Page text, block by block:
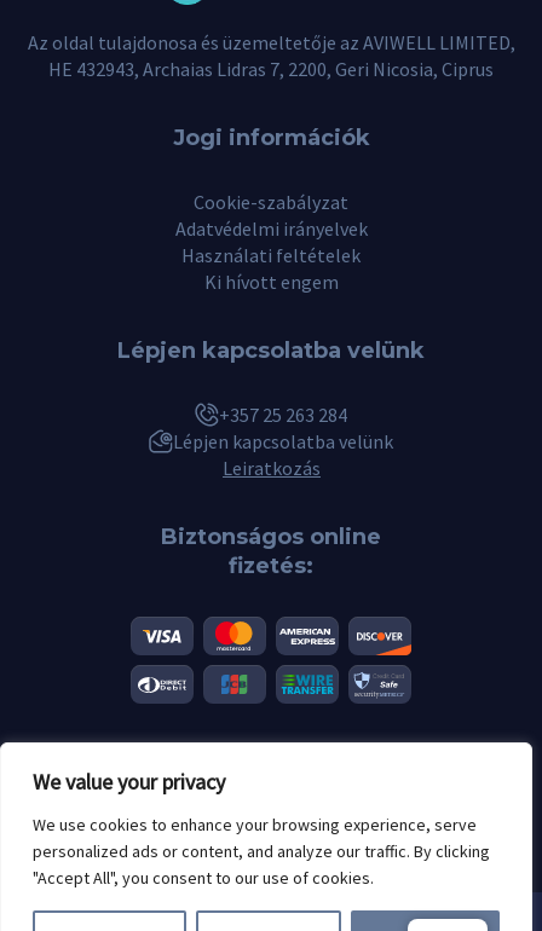
We value your privacy
We use cookies to enhance your browsing experience, serve
personalized ads or content, and analyze our traffic. By clicking
"Accept All", you consent to our use of cookies.
Az oldal tulajdonosa és üzemeltetője az AVIWELL LIMITED,
HE 432943, Archaias Lidras 7, 2200, Geri Nicosia, Ciprus
Jogi információk
Cookie-szabályzat
Adatvédelmi irányelvek
Használati feltételek
Ki hívott engem
Lépjen kapcsolatba velünk
+357 25 263 284
Lépjen kapcsolatba velünk
Leiratkozás
Biztonságos online
fizetés:
© 2026 Scannero.blog. Minden márka a megfelelő tulajdonosok
tulajdonát képezi.
Korhatár: 18 év felett
Cookie-kat használunk. A Scannero